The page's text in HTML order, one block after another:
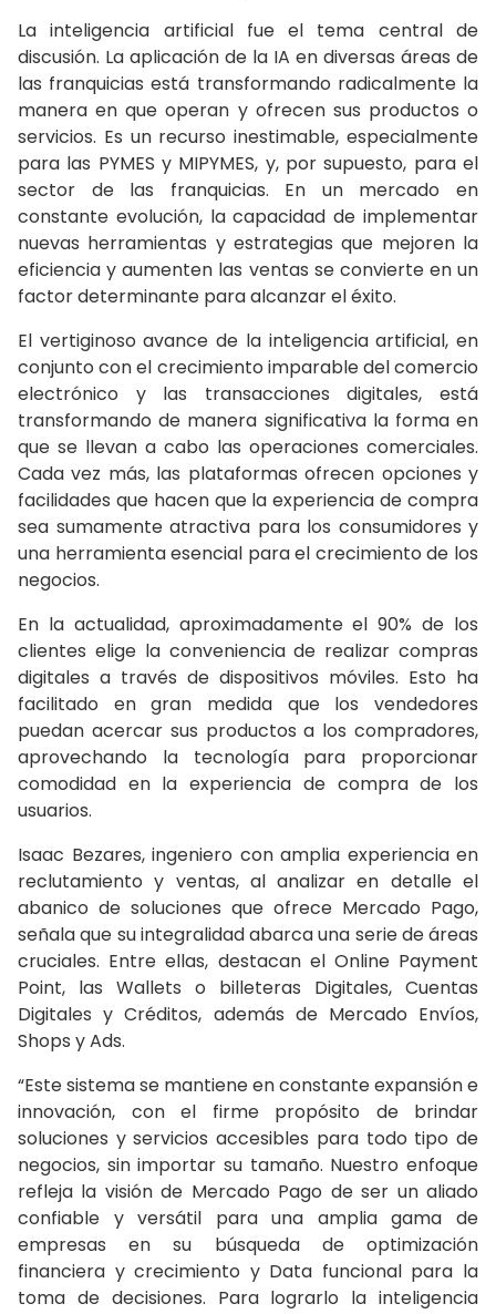
La inteligencia artificial fue el tema central de
discusión. La aplicación de la IA en diversas áreas de
las franquicias está transformando radicalmente la
manera en que operan y ofrecen sus productos o
servicios. Es un recurso inestimable, especialmente
para las PYMES y MIPYMES, y, por supuesto, para el
sector de las franquicias. En un mercado en
constante evolución, la capacidad de implementar
nuevas herramientas y estrategias que mejoren la
eficiencia y aumenten las ventas se convierte en un
factor determinante para alcanzar el éxito.
El vertiginoso avance de la inteligencia artificial, en
conjunto con el crecimiento imparable del comercio
electrónico y las transacciones digitales, está
transformando de manera significativa la forma en
que se llevan a cabo las operaciones comerciales.
Cada vez más, las plataformas ofrecen opciones y
facilidades que hacen que la experiencia de compra
sea sumamente atractiva para los consumidores y
una herramienta esencial para el crecimiento de los
negocios.
En la actualidad, aproximadamente el 90% de los
clientes elige la conveniencia de realizar compras
digitales a través de dispositivos móviles. Esto ha
facilitado en gran medida que los vendedores
puedan acercar sus productos a los compradores,
aprovechando la tecnología para proporcionar
comodidad en la experiencia de compra de los
usuarios.
Isaac Bezares, ingeniero con amplia experiencia en
reclutamiento y ventas, al analizar en detalle el
abanico de soluciones que ofrece Mercado Pago,
señala que su integralidad abarca una serie de áreas
cruciales. Entre ellas, destacan el Online Payment
Point, las Wallets o billeteras Digitales, Cuentas
Digitales y Créditos, además de Mercado Envíos,
Shops y Ads.
“Este sistema se mantiene en constante expansión e
innovación, con el firme propósito de brindar
soluciones y servicios accesibles para todo tipo de
negocios, sin importar su tamaño. Nuestro enfoque
refleja la visión de Mercado Pago de ser un aliado
confiable y versátil para una amplia gama de
empresas en su búsqueda de optimización
financiera y crecimiento y Data funcional para la
toma de decisiones. Para lograrlo la inteligencia